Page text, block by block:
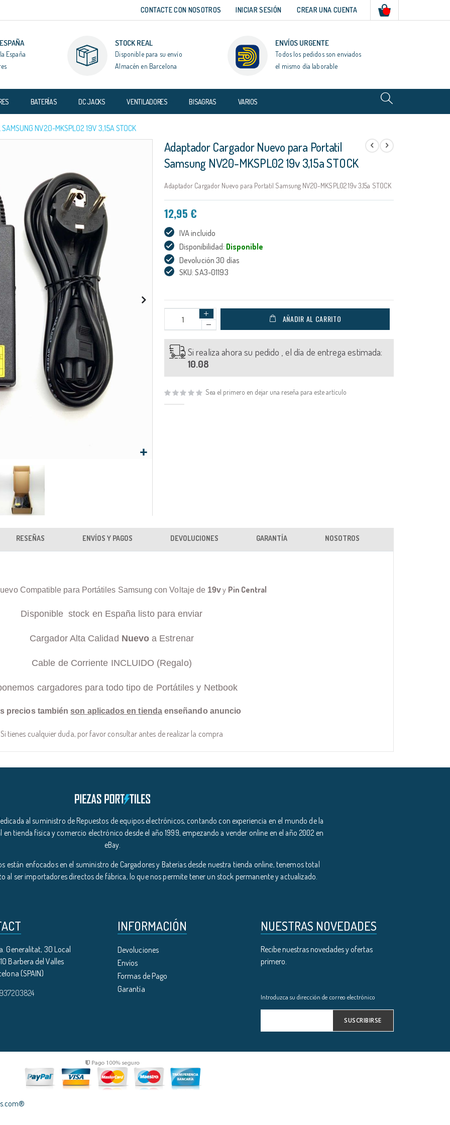
CONTACTE CON NOSOTROS INICIAR SESIÓN CREAR UNA CUENTA
España
STOCK REAL
Disponible para su envío
Almacén en Barcelona
ENVÍOS URGENTE
Todos los pedidos son enviados
el mismo día laborable
BATERÍAS DC JACKS VENTILADORES BISAGRAS VARIOS
SAMSUNG NV20-MKSPL02 19V 3,15A STOCK
Adaptador Cargador Nuevo para Portatil
Samsung NV20-MKSPL02 19v 3,15a STOCK
Adaptador Cargador Nuevo para Portatil Samsung NV20-MKSPL02 19v 3,15a STOCK
12,95 €
IVA incluido
Disponibilidad: Disponible
Devolución 30 días
SKU: SA3-01193
AÑADIR AL CARRITO
Si realiza ahora su pedido , el día de entrega estimada:
10.08
Sea el primero en dejar una reseña para este artículo
Compatible para Portátiles Samsung con Voltaje de 19v y Pin Central
Disponible stock en España listo para enviar
Cargador Alta Calidad Nuevo a Estrenar
Cable de Corriente INCLUIDO (Regalo)
cargadores para todo tipo de Portátiles y Netbook
precios también son aplicados en tienda enseñando anuncio
Si tienes cualquier duda, por favor consultar antes de realizar la compra
RESEÑAS ENVÍOS Y PAGOS DEVOLUCIONES GARANTÍA NOSOTROS
al suministro de Repuestos de equipos electrónicos, contando con experiencia en el mundo de la
tienda física y comercio electrónico desde el año 1999, empezando a vender online en el año 2002 en
eBay.
están enfocados en el suministro de Cargadores y Baterías desde nuestra tienda online, tenemos total
al ser importadores directos de fábrica, lo que nos permite tener un stock permanente y actualizado.
Generalitat, 30 Local
Barbera del Valles
(SPAIN)
INFORMACIÓN
Devoluciones
Envíos
Formas de Pago
Garantía
NUESTRAS NOVEDADES
Recibe nuestras novedades y ofertas
primero.
Introduzca su dirección de correo electrónico
SUSCRIBIRSE